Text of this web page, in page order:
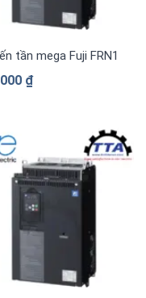
3 pha 380 V
tần mega Fuji
₫